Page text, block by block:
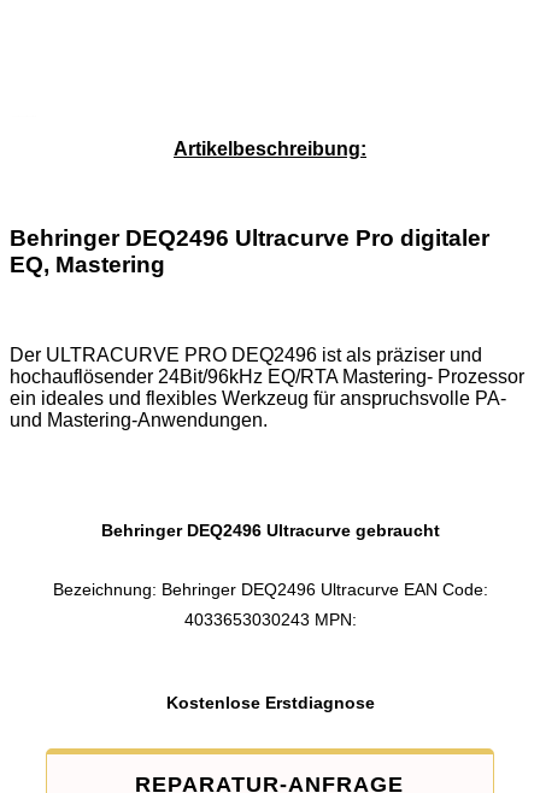
Artikelbeschreibung:
Behringer DEQ2496 Ultracurve Pro digitaler
EQ, Mastering
Der ULTRACURVE PRO DEQ2496 ist als präziser und
hochauflösender 24Bit/96kHz EQ/RTA Mastering- Prozessor
ein ideales und flexibles Werkzeug für anspruchsvolle PA-
und Mastering-Anwendungen.
Behringer DEQ2496 Ultracurve gebraucht
Bezeichnung: Behringer DEQ2496 Ultracurve EAN Code:
4033653030243 MPN:
Kostenlose Erstdiagnose
REPARATUR-ANFRAGE